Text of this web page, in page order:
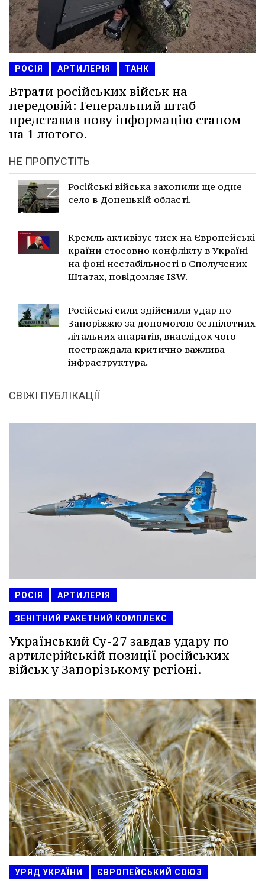
РОСІЯ АРТИЛЕРІЯ ТАНК
Втрати російських військ на
передовій: Генеральний штаб
представив нову інформацію станом
на 1 лютого.
НЕ ПРОПУСТІТЬ
Російські війська захопили ще одне
село в Донецькій області.
Кремль активізує тиск на Європейські
країни стосовно конфлікту в Україні
на фоні нестабільності в Сполучених
Штатах, повідомляє ISW.
Російські сили здійснили удар по
Запоріжжю за допомогою безпілотних
літальних апаратів, внаслідок чого
постраждала критично важлива
інфраструктура.
СВІЖІ ПУБЛІКАЦІЇ
РОСІЯ АРТИЛЕРІЯ
ЗЕНІТНИЙ РАКЕТНИЙ КОМПЛЕКС
Український Су-27 завдав удару по
артилерійській позиції російських
військ у Запорізькому регіоні.
УРЯД УКРАЇНИ ЄВРОПЕЙСЬКИЙ СОЮЗ